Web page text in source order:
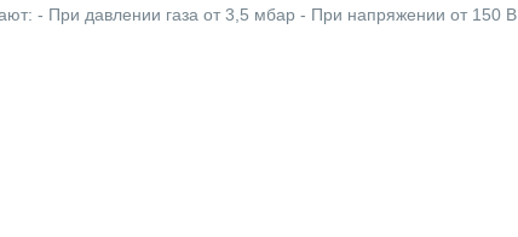
- При давлении газа от 3,5 мбар - При напряжении от 150 В